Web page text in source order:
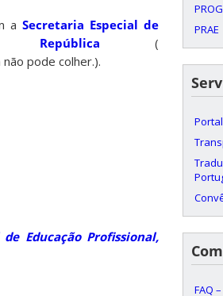
a Secretaria Especial de
(
).
Educação Profissional,
PRAE
FAQ